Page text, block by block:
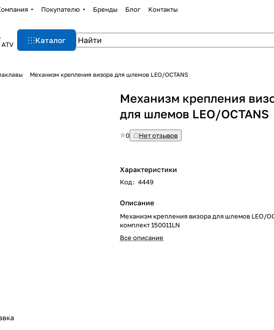
Покупателю Бренды Блог Контакты
Каталог
Механизм крепления визора для шлемов LEO/OCTANS
Механизм крепления
для шлемов LEO/OCTANS
0 Нет отзывов
Характеристики
Код: 4449
Описание
Механизм крепления визора для шлемов LEO/
комплект 150011LN
Все описание